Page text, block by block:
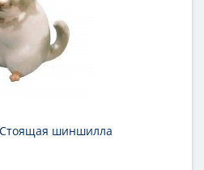
Стоящая шиншилла